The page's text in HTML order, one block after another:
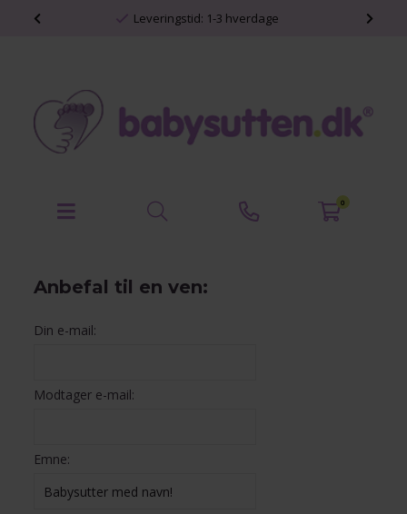
Leveringstid: 1-3 hverdage
0
Anbefal til en ven:
Din e-mail:
Modtager e-mail:
Emne: